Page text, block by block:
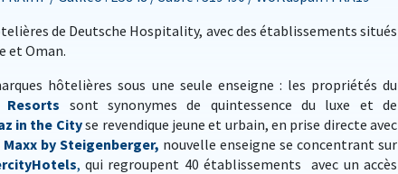
de Deutsche Hospitality, avec des établissements situés
et Oman.
hôtelières sous une seule enseigne : les propriétés du
sont synonymes de quintessence du luxe et de
in the Cityse revendique jeune et urbain, en prise directe avec
Maxx by Steigenberger, nouvelle enseigne se concentrant sur
, qui regroupent 40 établissements avec un accès